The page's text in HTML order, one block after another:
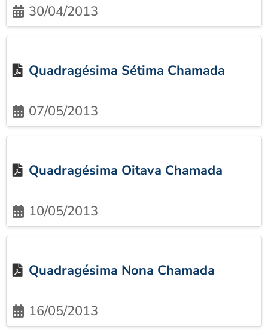
30/04/2013
Quadragésima Sétima Chamada
07/05/2013
Quadragésima Oitava Chamada
10/05/2013
Quadragésima Nona Chamada
16/05/2013